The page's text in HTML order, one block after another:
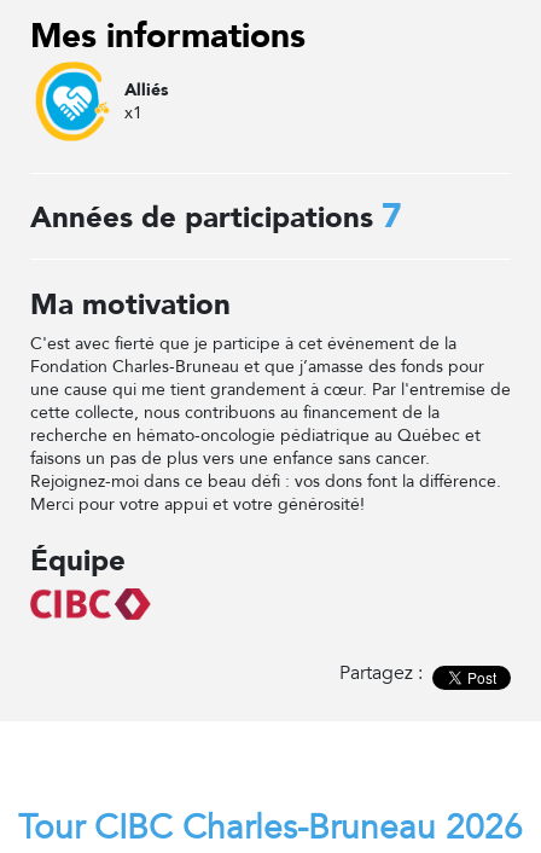
Mes informations
Alliés
x1
Années de participations 7
Ma motivation
C'est avec fierté que je participe à cet événement de la
Fondation Charles-Bruneau et que j’amasse des fonds pour
une cause qui me tient grandement à cœur. Par l'entremise de
cette collecte, nous contribuons au financement de la
recherche en hémato-oncologie pédiatrique au Québec et
faisons un pas de plus vers une enfance sans cancer.
Rejoignez-moi dans ce beau défi : vos dons font la différence.
Merci pour votre appui et votre générosité!
Équipe
Partagez :
Tour CIBC Charles-Bruneau 2026